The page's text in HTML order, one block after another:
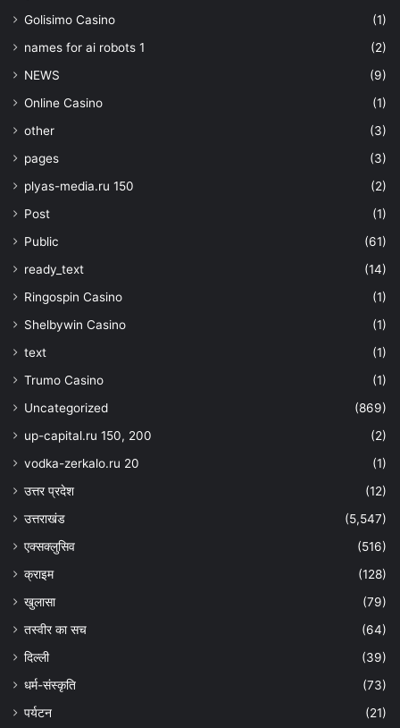
Golisimo Casino
(1)
names for ai robots 1
(2)
NEWS
(9)
Online Casino
(1)
other
(3)
pages
(3)
plyas-media.ru 150
(2)
Post
(1)
Public
(61)
ready_text
(14)
Ringospin Casino
(1)
Shelbywin Casino
(1)
text
(1)
Trumo Casino
(1)
Uncategorized
(869)
up-capital.ru 150, 200
(2)
vodka-zerkalo.ru 20
(1)
उत्तर प्रदेश
(12)
उत्तराखंड
(5,547)
एक्सक्लुसिव
(516)
क्राइम
(128)
खुलासा
(79)
तस्वीर का सच
(64)
दिल्ली
(39)
धर्म-संस्कृति
(73)
पर्यटन
(21)